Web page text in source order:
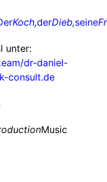
Koch,derDieb,seine
unter:
dr-daniel-
consult.de
Music